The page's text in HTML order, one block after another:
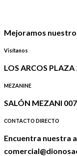
Mejoramos
Visítanos
LOS ARCOS PLAZA
MEZANINE
SALÓN MEZANI 007
CONTACTO DIRECTO
Encuentra nuestra